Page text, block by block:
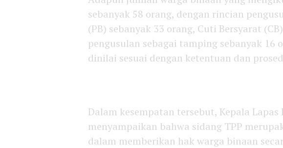
sebanyak 58 orang, dengan rincian
(PB) sebanyak 33 orang, Cuti Bersyarat
pengusulan sebagai tamping sebanyak 16
dinilai sesuai dengan ketentuan dan
Dalam kesempatan tersebut, Kepala Lapas
menyampaikan bahwa sidang TPP
dalam memberikan hak warga binaan